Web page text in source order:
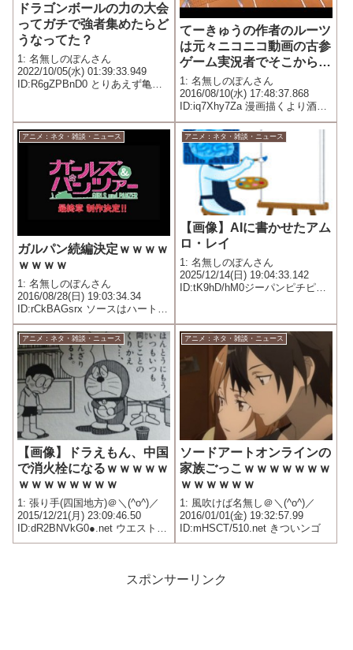
ドラゴンボールの力の大会
ってガチで強者集めたらど
うなってた？
1: 名無しのぽんさん
2022/10/05(水) 01:39:33.949
ID:R6gZPBnD0 とりあえず亀仙
てーきゅうの作者のルーツ
は元々ニコニコ動画の古参
ゲーム実況者でそこから人
気出て漫画描き始めたって
知ってた？
1: 名無しのぽんさん
2016/08/10(水) 17:48:37.868
ID:iq7Xhy7Za 漫画描くより酒飲
んでくっちゃべってる方が面白
い男
アニメ：ネタ・雑談・ニュース
ガルパン続編決定ｗｗｗｗ
ｗｗｗｗ
1: 名無しのぽんさん
2016/08/28(日) 19:03:34.34
ID:rCkBAGsrx ソースはハートフ
ルタンクカーニバル
アニメ：ネタ・雑談・ニュース
【画像】AIに書かせたアム
ロ・レイ
1: 名無しのぽんさん
2025/12/14(日) 19:04:33.142
ID:tK9hD/hM0ジーパンピチピチ
アニメ：ネタ・雑談・ニュース
【画像】ドラえもん、中国
で消火栓になるｗｗｗｗｗ
ｗｗｗｗｗｗｗｗ
1: 張り手(四国地方)＠＼(^o^)／
2015/12/21(月) 23:09:46.50
ID:dR2BNVkG0●.net ウエスト・
チャイナ・デイリーの写真家
アニメ：ネタ・雑談・ニュース
ソードアートオンラインの
家族ごっこｗｗｗｗｗｗｗ
ｗｗｗｗｗｗ
1: 風吹けば名無し＠＼(^o^)／
2016/01/01(金) 19:32:57.99
ID:mHSCT/510.net きついンゴ
スポンサーリンク